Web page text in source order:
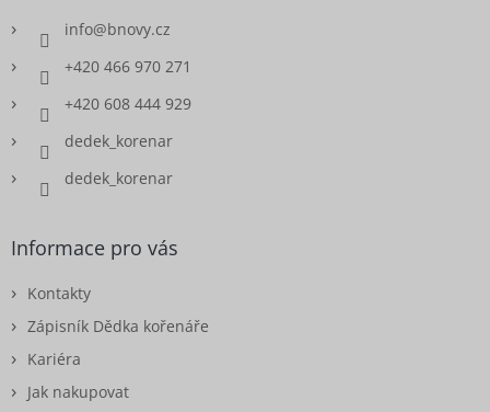
info@bnovy.cz
+420 466 970 271
+420 608 444 929
dedek_korenar
dedek_korenar
Informace pro vás
Kontakty
Zápisník Dědka kořenáře
Kariéra
Jak nakupovat